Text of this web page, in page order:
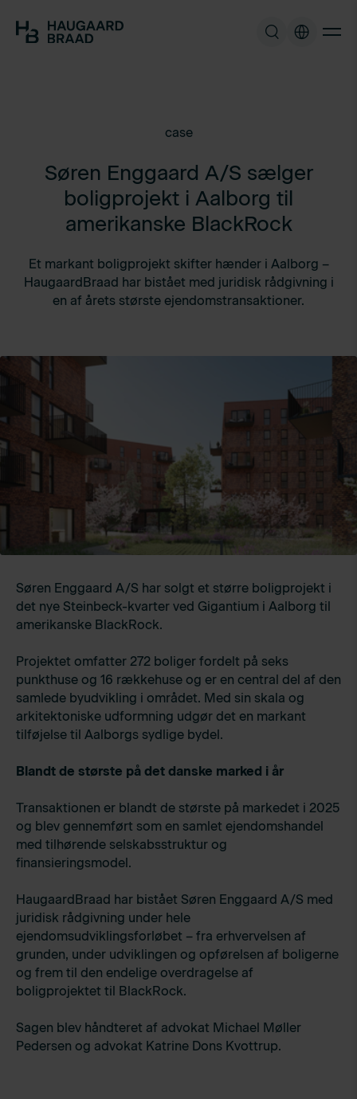
case
Søren Enggaard A/S sælger
boligprojekt i Aalborg til
amerikanske BlackRock
Et markant boligprojekt skifter hænder i Aalborg –
HaugaardBraad har bistået med juridisk rådgivning i
en af årets største ejendomstransaktioner.
Søren Enggaard A/S har solgt et større boligprojekt i
det nye Steinbeck-kvarter ved Gigantium i Aalborg til
amerikanske BlackRock.
Projektet omfatter 272 boliger fordelt på seks
punkthuse og 16 rækkehuse og er en central del af den
samlede byudvikling i området. Med sin skala og
arkitektoniske udformning udgør det en markant
tilføjelse til Aalborgs sydlige bydel.
Blandt de største på det danske marked i år
Transaktionen er blandt de største på markedet i 2025
og blev gennemført som en samlet ejendomshandel
med tilhørende selskabsstruktur og
finansieringsmodel.
HaugaardBraad har bistået Søren Enggaard A/S med
juridisk rådgivning under hele
ejendomsudviklingsforløbet – fra erhvervelsen af
grunden, under udviklingen og opførelsen af boligerne
og frem til den endelige overdragelse af
boligprojektet til BlackRock.
Sagen blev håndteret af advokat Michael Møller
Pedersen og advokat Katrine Dons Kvottrup.